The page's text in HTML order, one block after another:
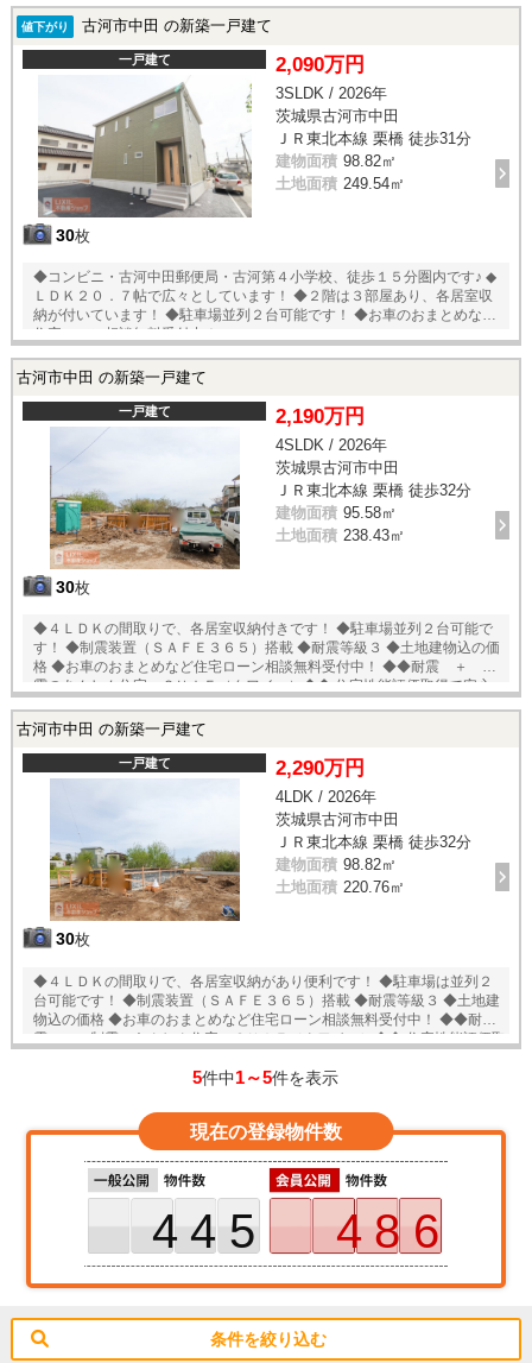
値下がり 古河市中田 の新築一戸建て
一戸建て
30枚
2,090万円
3SLDK / 2026年
茨城県古河市中田
ＪＲ東北本線 栗橋 徒歩31分
建物面積 98.82㎡
土地面積 249.54㎡
◆コンビニ・古河中田郵便局・古河第４小学校、徒歩１５分圏内です♪ ◆
ＬＤＫ２０．７帖で広々としています！ ◆２階は３部屋あり、各居室収
納が付いています！ ◆駐車場並列２台可能です！ ◆お車のおまとめなど
住宅ローン相談無料受付中！
古河市中田 の新築一戸建て
一戸建て
30枚
2,190万円
4SLDK / 2026年
茨城県古河市中田
ＪＲ東北本線 栗橋 徒歩32分
建物面積 95.58㎡
土地面積 238.43㎡
◆４ＬＤＫの間取りで、各居室収納付きです！ ◆駐車場並列２台可能で
す！ ◆制震装置（ＳＡＦＥ３６５）搭載 ◆耐震等級３ ◆土地建物込の価
格 ◆お車のおまとめなど住宅ローン相談無料受付中！ ◆◆耐震 ＋ 制
震のあんしん住宅。ＱＵＩＥ（クワイエ）◆◆ 住宅性能評価取得で安心。
力壁。
古河市中田 の新築一戸建て
一戸建て
30枚
2,290万円
4LDK / 2026年
茨城県古河市中田
ＪＲ東北本線 栗橋 徒歩32分
建物面積 98.82㎡
土地面積 220.76㎡
◆４ＬＤＫの間取りで、各居室収納があり便利です！ ◆駐車場は並列２
台可能です！ ◆制震装置（ＳＡＦＥ３６５）搭載 ◆耐震等級３ ◆土地建
物込の価格 ◆お車のおまとめなど住宅ローン相談無料受付中！ ◆◆耐
震 ＋ 制震のあんしん住宅。ＱＵＩＥ（クワイエ）◆◆ 住宅性能評価取
5件中1～5件を表示
現在の登録物件数
445 486
条件を絞り込む